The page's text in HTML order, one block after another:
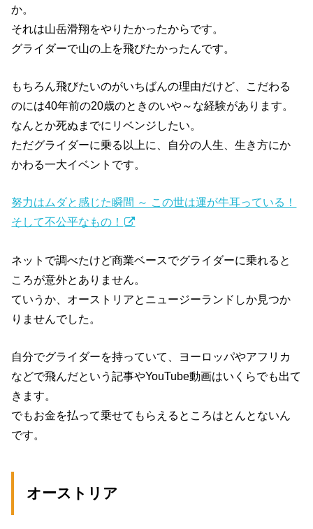
か。
それは山岳滑翔をやりたかったからです。
グライダーで山の上を飛びたかったんです。
もちろん飛びたいのがいちばんの理由だけど、こだわる
のには40年前の20歳のときのいや～な経験があります。
なんとか死ぬまでにリベンジしたい。
ただグライダーに乗る以上に、自分の人生、生き方にか
かわる一大イベントです。
努力はムダと感じた瞬間 ～ この世は運が牛耳っている！
そして不公平なもの！
ネットで調べたけど商業ベースでグライダーに乗れると
ころが意外とありません。
ていうか、オーストリアとニュージーランドしか見つか
りませんでした。
自分でグライダーを持っていて、ヨーロッパやアフリカ
などで飛んだという記事やYouTube動画はいくらでも出て
きます。
でもお金を払って乗せてもらえるところはとんとないん
です。
オーストリア